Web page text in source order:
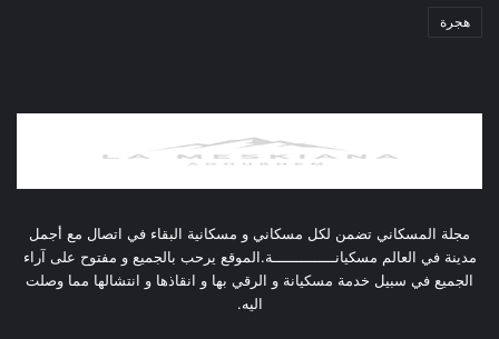
هجرة
مجلة المسكاني تضمن لكل مسكاني و مسكانية البقاء في اتصال مع أجمل
مدينة في العالم مسكيانــــــــــــــة.الموقع يرحب بالجميع و مفتوح على آراء
الجميع في سبيل خدمة مسكيانة و الرقي بها و انقاذها و انتشالها مما وصلت
اليه.